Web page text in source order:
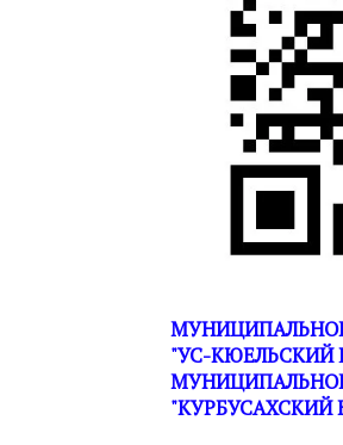
"УС-КЮЕЛЬСКИЙ
"КУРБУСАХСКИЙ